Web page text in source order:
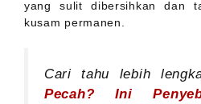
yang sulit dibersihkan dan
kusam permanen.
Cari tahu lebih
Pecah? Ini